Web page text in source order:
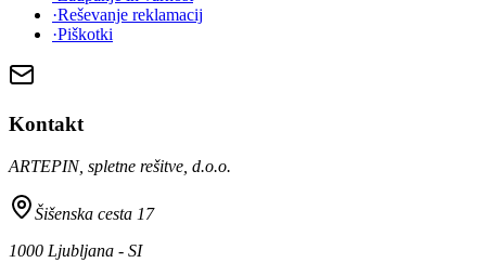
·Reševanje reklamacij
·Piškotki
Kontakt
ARTEPIN, spletne rešitve, d.o.o.
Šišenska cesta 17
1000 Ljubljana - SI